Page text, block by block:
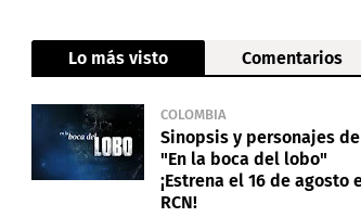
Lo más visto Comentarios
COLOMBIA
Sinopsis y personajes de
"En la boca del lobo"
¡Estrena el 16 de agosto
RCN!